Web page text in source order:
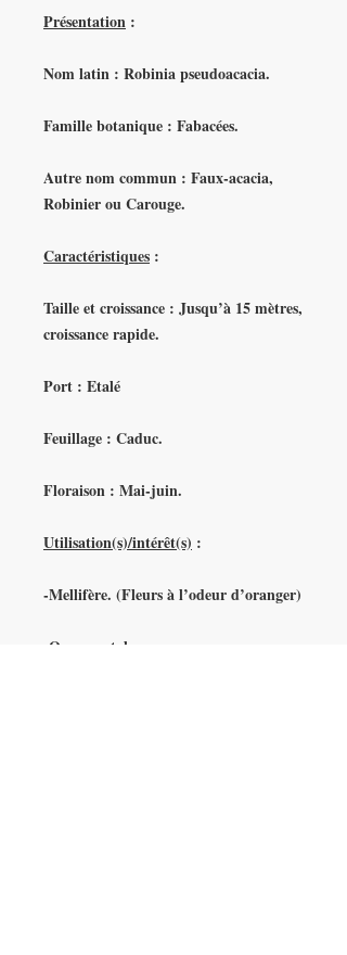
Présentation :
Nom latin : Robinia pseudoacacia.
Famille botanique : Fabacées.
Autre nom commun : Faux-acacia,
Robinier ou Carouge.
Caractéristiques :
Taille et croissance : Jusqu’à 15 mètres,
croissance rapide.
Port : Etalé
Feuillage : Caduc.
Floraison : Mai-juin.
Utilisation(s)/intérêt(s) :
-Mellifère. (Fleurs à l’odeur d’oranger)
-Ornemental